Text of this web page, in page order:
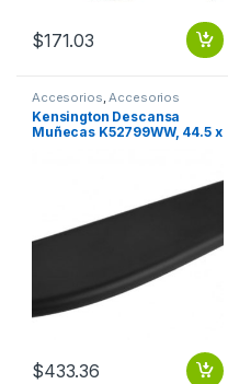
$171.03
Accesorios Accesorios
Escritorio
Kensington Descansa
Muñecas K52799WW, 44.5 x
$433.36